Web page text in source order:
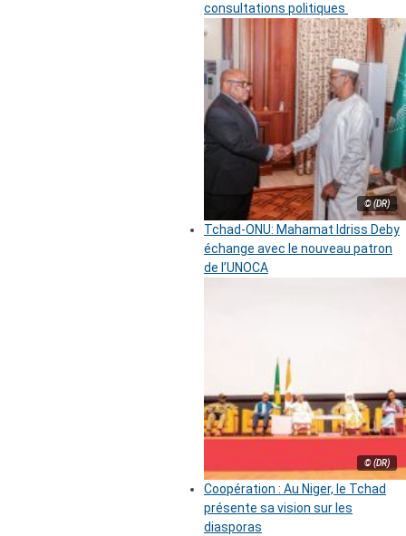
consultations politiques
© (DR)
Tchad-ONU: Mahamat Idriss Deby
échange avec le nouveau patron
de l’UNOCA
© (DR)
Coopération : Au Niger, le Tchad
présente sa vision sur les
diasporas